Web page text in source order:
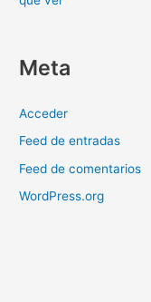
Meta
Acceder
Feed de entradas
Feed de comentarios
WordPress.org